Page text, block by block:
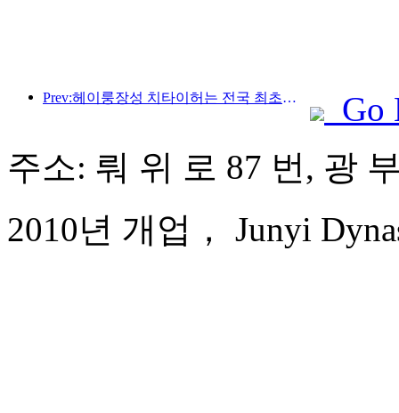
Prev:헤이룽장성 치타이허는 전국 최초로 빙설산업 조례를 발표해 AI와 빙설 스포츠의 융합을 장려했습니다.
Go
주소: 뤄 위 로 87 번, 광
2010년 개업， Junyi